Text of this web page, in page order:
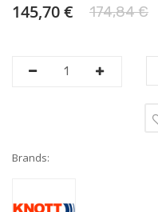
145,70 € 174,84 €
Brands: